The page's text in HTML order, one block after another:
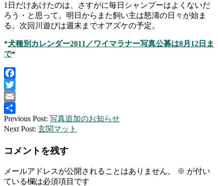
1日だけあけたのは、さすがに毎日シャンプーはよくないだ
ろう・と思って。明日からまた飼い主は怒濤の日々が始ま
る。次回川遊びは週末までオアズケの予定。
*犬種別カレンダー2011／ワイマラナー写真公募は8月12日ま
で*
Facebook
Twitter
Email
共
有
2010-
07-
Previous Post: 写真追加のお知らせ
Next Post: 玄関マット
コメントを残す
メールアドレスが公開されることはありません。 ※ が付い
ている欄は必須項目です